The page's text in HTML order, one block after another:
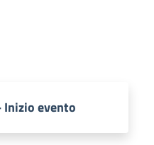
Inizio evento